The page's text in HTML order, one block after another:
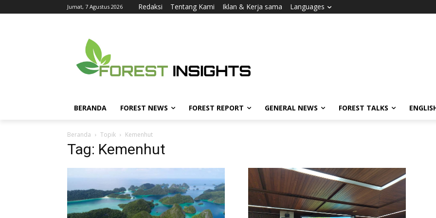
Jumat, 7 Agustus 2026 Redaksi Tentang Kami Iklan & Kerja sama Languages
BERANDA FOREST NEWS FOREST REPORT GENERAL NEWS FOREST TALKS
Beranda Topik Kemenhut
Tag: Kemenhut